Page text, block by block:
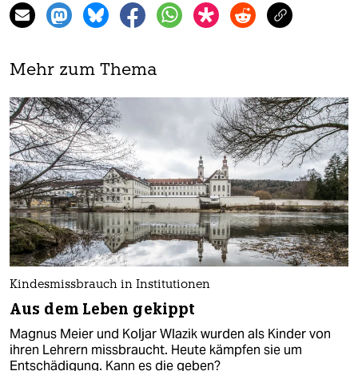
Mehr zum Thema
Kindesmissbrauch in Institutionen
Aus dem Leben gekippt
Magnus Meier und Koljar Wlazik wurden als Kinder von
ihren Lehrern missbraucht. Heute kämpfen sie um
Entschädigung. Kann es die geben?